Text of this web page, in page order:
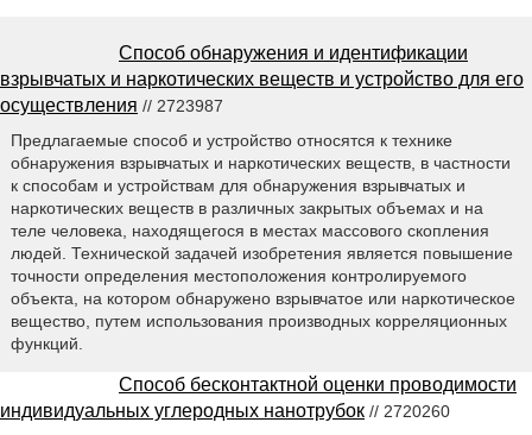
Способ обнаружения и идентификации
взрывчатых и наркотических веществ и устройство для его
осуществления // 2723987
Предлагаемые способ и устройство относятся к технике
обнаружения взрывчатых и наркотических веществ, в частности
к способам и устройствам для обнаружения взрывчатых и
наркотических веществ в различных закрытых объемах и на
теле человека, находящегося в местах массового скопления
людей. Технической задачей изобретения является повышение
точности определения местоположения контролируемого
объекта, на котором обнаружено взрывчатое или наркотическое
вещество, путем использования производных корреляционных
функций.
Способ бесконтактной оценки проводимости
индивидуальных углеродных нанотрубок // 2720260